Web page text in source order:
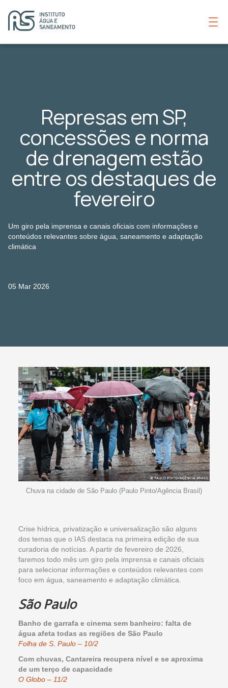
Represas em SP,
concessões e norma
de drenagem estão
entre os destaques de
fevereiro
Um giro pela imprensa e canais oficiais com informações e
conteúdos relevantes sobre água, saneamento e adaptação
climática
05 Mar 2026
Chuva na cidade de São Paulo (Paulo Pinto/Agência Brasil)
Crise hídrica, privatização e universalização são alguns
dos temas que o IAS destaca na primeira edição de sua
curadoria de notícias. A partir de fevereiro de 2026,
faremos todo mês um giro pela imprensa e canais oficiais
para selecionar informações e conteúdos relevantes com
foco em água, saneamento e adaptação climática.
São Paulo
Banho de garrafa e cinema sem banheiro: falta de
água afeta todas as regiões de São Paulo
Folha de S. Paulo – 10/2
Com chuvas, Cantareira recupera nível e se aproxima
de um terço de capacidade
O Globo – 11/2